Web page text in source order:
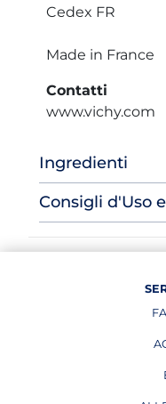
Cedex FR
Made in France
Contatti
www.vichy.com
Ingredienti
Consigli d'Uso